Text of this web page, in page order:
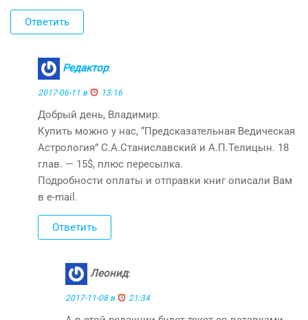
Ответить
Редактор:
2017-06-11 в 13:16
Добрый день, Владимир.
Купить можно у нас, “Предсказательная Ведическая
Астрология” С.А.Станиславский и А.П.Телицын. 18
глав. — 15$, плюс пересылка.
Подробности оплаты и отправки книг описали Вам
в e-mail.
Ответить
Леонид:
2017-11-08 в 21:34